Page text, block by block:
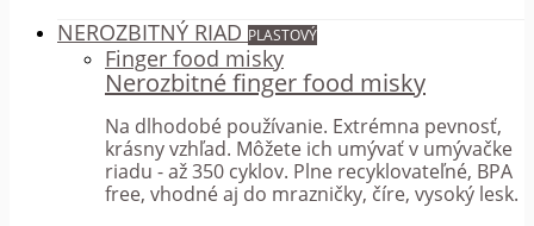
NEROZBITNÝ RIAD PLASTOVÝ
Finger food misky
Nerozbitné finger food misky
Na dlhodobé používanie. Extrémna pevnosť,
krásny vzhľad. Môžete ich umývať v umývačke
riadu - až 350 cyklov. Plne recyklovateľné, BPA
free, vhodné aj do mrazničky, číre, vysoký lesk.